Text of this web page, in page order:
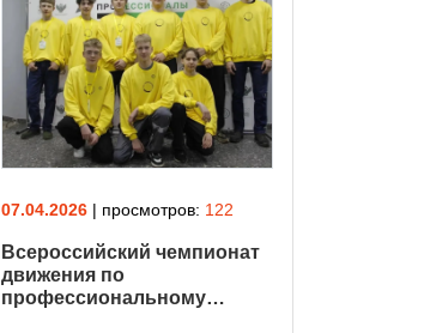
07.04.2026 | просмотров: 122
Всероссийский чемпионат
движения по
профессиональному…